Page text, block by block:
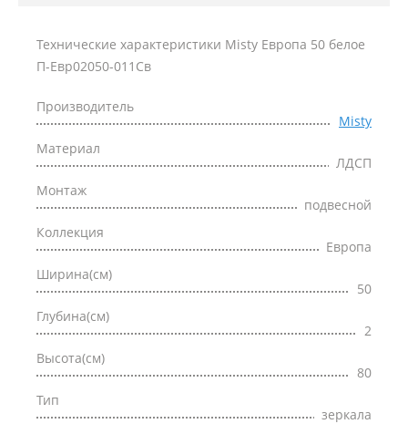
Технические характеристики Misty Европа 50 белое
П-Евр02050-011Св
Производитель
Misty
Материал
ЛДСП
Монтаж
подвесной
Коллекция
Европа
Ширина(см)
50
Глубина(см)
2
Высота(см)
80
Тип
зеркала